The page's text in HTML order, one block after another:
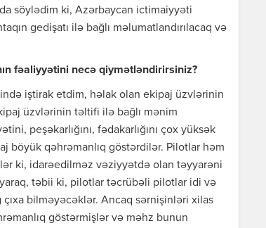
söylədim ki, Azərbaycan ictimaiyyəti
gedişatı ilə bağlı məlumatlandırılacaq və
fəaliyyətini necə qiymətləndirirsiniz?
iştirak etdim, həlak olan ekipaj üzvlərinin
üzvlərinin təltifi ilə bağlı mənim
peşəkarlığını, fədakarlığını çox yüksək
böyük qəhrəmanlıq göstərdilər. Pilotlar həm
ki, idarəedilməz vəziyyətdə olan təyyarəni
təbii ki, pilotlar təcrübəli pilotlar idi və
bilməyəcəklər. Ancaq sərnişinləri xilas
göstərmişlər və məhz bunun